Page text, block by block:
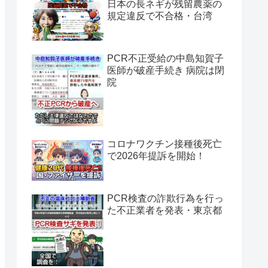
日本の長ネギが残留農薬の
規定違反で不合格・台湾
PCR不正受給の中島知賀子
医師が破産手続き 病院は閉
院
コロナワクチン接種後死亡
で2026年提訴を開始！
PCR検査の詐欺行為を行っ
た不正業者を発表・東京都